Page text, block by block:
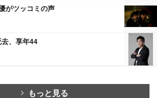
がツッコミの声
、享年44
もっと見る